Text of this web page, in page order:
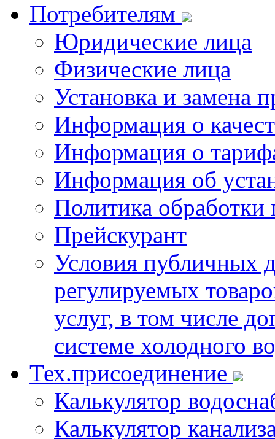
Потребителям
Юридические лица
Физические лица
Установка и замена
Информация о
Информация о
Информация об
Политика
Прейскурант
Условия публичных
регулируемых
услуг, в том числе
системе холодного
Тех.присоединение
Калькулятор
Калькулятор